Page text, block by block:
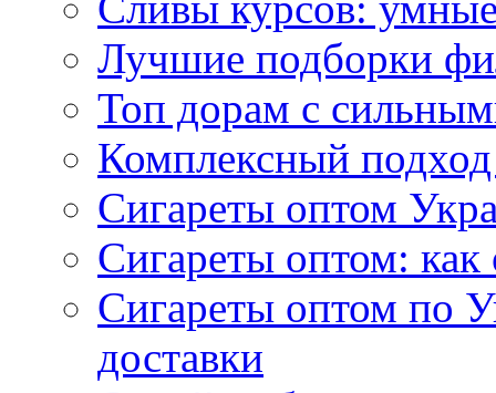
Лучшие подборки
Топ дорам с
Комплексный
Сигареты оптом
Сигареты оптом: как
Сигареты оптом по
доставки